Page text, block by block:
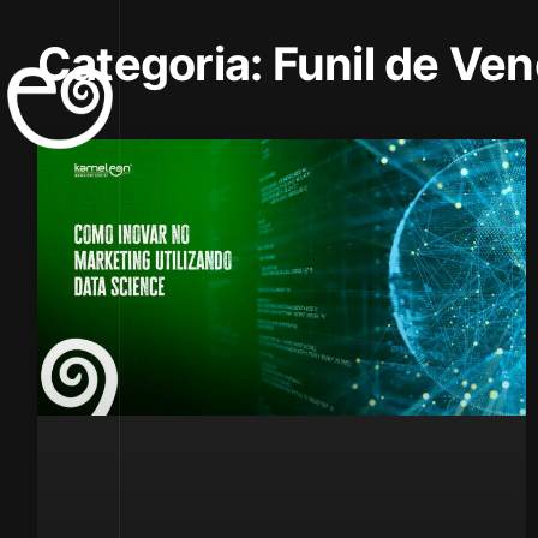
Categoria: Funil de